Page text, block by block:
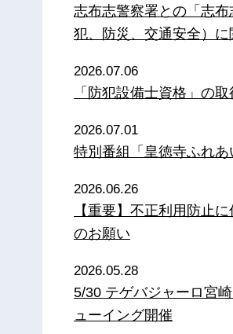
志布志警察署との「志
犯、防災、交通安全）
2026.07.06
「防犯設備士資格」の
2026.07.01
特別番組「皇徳寺ふれあ
2026.06.26
【重要】不正利用防止
のお願い
2026.05.28
5/30 テゲバジャーロ宮
ューイング開催